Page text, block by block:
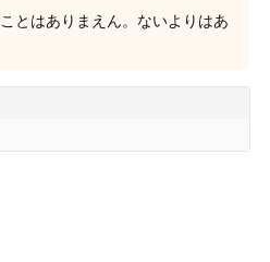
とはありまえん。ないよりはあ